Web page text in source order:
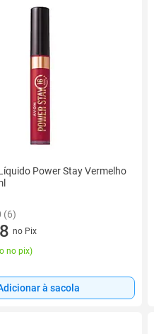
Power Stay Vermelho
(6)
no Pix
no pix)
à sacola